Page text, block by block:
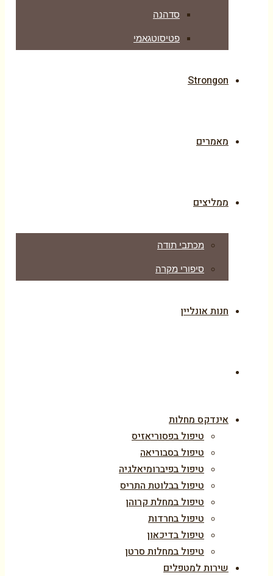
סדהנה
פטיסוטגאמי
Strongon
מאמרים
ממליצים
מכתבי תודה
סיפורי מקרה
חנות אונליין
אינדקס מחלות
טיפול בפסוריאזיס
טיפול בסבוריאה
טיפול בפיברומיאלגיה
טיפול בבלוטת התריס
טיפול במחלת קרוהן
טיפול בחרדות
טיפול בדיכאון
טיפול במחלות סרטן
שירות למטפלים